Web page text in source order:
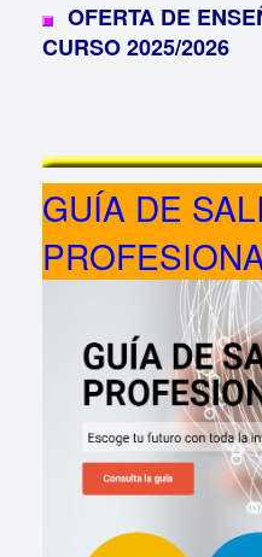
OFERTA DE
CURSO 2025/2026
GUÍA DE